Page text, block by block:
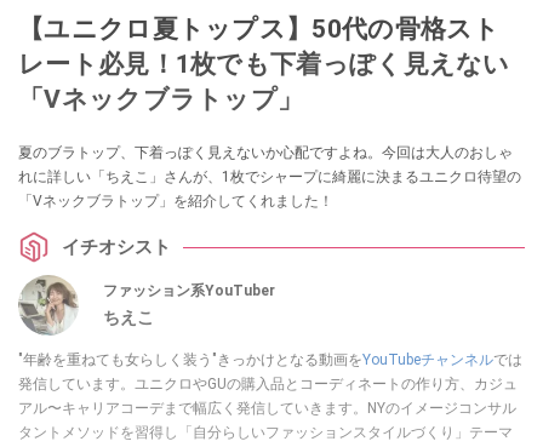
【ユニクロ夏トップス】50代の骨格スト
レート必見！1枚でも下着っぽく見えない
「Vネックブラトップ」
夏のブラトップ、下着っぽく見えないか心配ですよね。今回は大人のおしゃ
れに詳しい「ちえこ」さんが、1枚でシャープに綺麗に決まるユニクロ待望の
「Vネックブラトップ」を紹介してくれました！
イチオシスト
ファッション系YouTuber
ちえこ
"年齢を重ねても女らしく装う"きっかけとなる動画をYouTubeチャンネルでは
発信しています。ユニクロやGUの購入品とコーディネートの作り方、カジュ
アル〜キャリアコーデまで幅広く発信していきます。NYのイメージコンサル
タントメソッドを習得し「自分らしいファッションスタイルづくり」テーマ